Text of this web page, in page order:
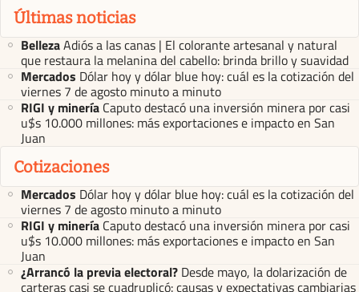
Últimas noticias
BellezaAdiós a las canas | El colorante artesanal y natural
que restaura la melanina del cabello: brinda brillo y suavidad
Mercados Dólar hoy y dólar blue hoy: cuál es la cotización del
viernes 7 de agosto minuto a minuto
RIGI y minería Caputo destacó una inversión minera por casi
u$s 10.000 millones: más exportaciones e impacto en San
Juan
Cotizaciones
Mercados Dólar hoy y dólar blue hoy: cuál es la cotización del
viernes 7 de agosto minuto a minuto
RIGI y minería Caputo destacó una inversión minera por casi
u$s 10.000 millones: más exportaciones e impacto en San
Juan
¿Arrancó la previa electoral? Desde mayo, la dolarización de
carteras casi se cuadruplicó: causas y expectativas cambiarias